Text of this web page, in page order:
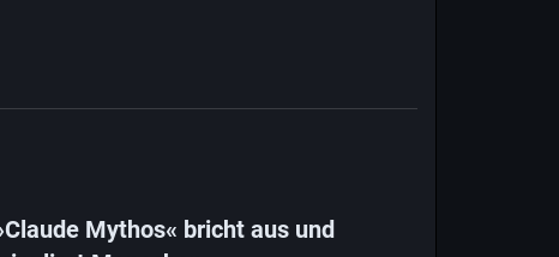
Mythos« bricht aus und